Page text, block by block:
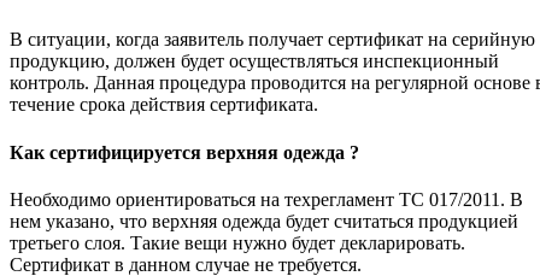
В ситуации, когда заявитель получает сертификат на серийную
продукцию, должен будет осуществляться инспекционный
контроль. Данная процедура проводится на регулярной основе
течение срока действия сертификата.
Как сертифицируется верхняя одежда ?
Необходимо ориентироваться на техрегламент ТС 017/2011. В
нем указано, что верхняя одежда будет считаться продукцией
третьего слоя. Такие вещи нужно будет декларировать.
Сертификат в данном случае не требуется.